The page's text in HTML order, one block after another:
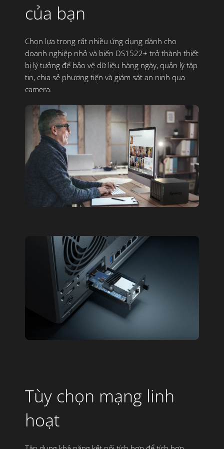
3. Nút khóa khay HDD
4. Cổng USB 3.0
5. Nút tắt nguồn và đèn trạng thái
6. Khay gắn HDD
7. Cổng eSATA
8. Lỗ cắm dây nguồn
9. Cổng 1GbE RJ-45
10. Nút Reset
11. Quạt tản nhiệt
12. Khe gắn khóa chống trộm
Chính sách bán hàng
DEMO MIỄN PHÍ
MƯỢN NAS TẠM
HỖ TRỢ CHUYÊN NGHIỆP
DEMO MIỄN PHÍ
MƯỢN NAS TẠM
30 NGÀY ĐỔI TRẢ
HỖ TRỢ CHUYÊN NGHIỆP
Liên hệ Khuê Tú
sales@khuetu.vn
của bạn
Chọn lựa trong rất nhiều ứng dụng dành cho
doanh nghiệp nhỏ và biến DS1522+ trở thành thiết
bị lý tưởng để bảo vệ dữ liệu hàng ngày, quản lý tập
tin, chia sẻ phương tiện và giám sát an ninh qua
camera.
Tùy chọn mạng linh
hoạt